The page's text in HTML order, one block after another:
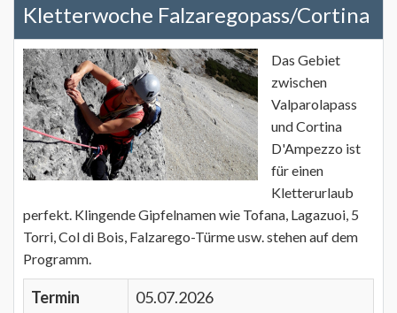
Kletterwoche Falzaregopass/Cortina
Das Gebiet
zwischen
Valparolapass
und Cortina
D'Ampezzo ist
für einen
Kletterurlaub
perfekt. Klingende Gipfelnamen wie Tofana, Lagazuoi, 5
Torri, Col di Bois, Falzarego-Türme usw. stehen auf dem
Programm.
Termin
05.07.2026